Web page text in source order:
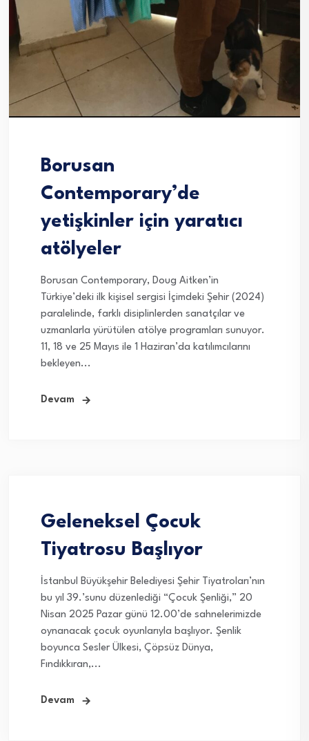
Borusan
Contemporary’de
yetişkinler için yaratıcı
atölyeler
Borusan Contemporary, Doug Aitken’in
Türkiye’deki ilk kişisel sergisi İçimdeki Şehir (2024)
paralelinde, farklı disiplinlerden sanatçılar ve
uzmanlarla yürütülen atölye programları sunuyor.
11, 18 ve 25 Mayıs ile 1 Haziran’da katılımcılarını
bekleyen...
Devam
Geleneksel Çocuk
Tiyatrosu Başlıyor
İstanbul Büyükşehir Belediyesi Şehir Tiyatroları’nın
bu yıl 39.’sunu düzenlediği “Çocuk Şenliği,” 20
Nisan 2025 Pazar günü 12.00’de sahnelerimizde
oynanacak çocuk oyunlarıyla başlıyor. Şenlik
boyunca Sesler Ülkesi, Çöpsüz Dünya,
Fındıkkıran,...
Devam